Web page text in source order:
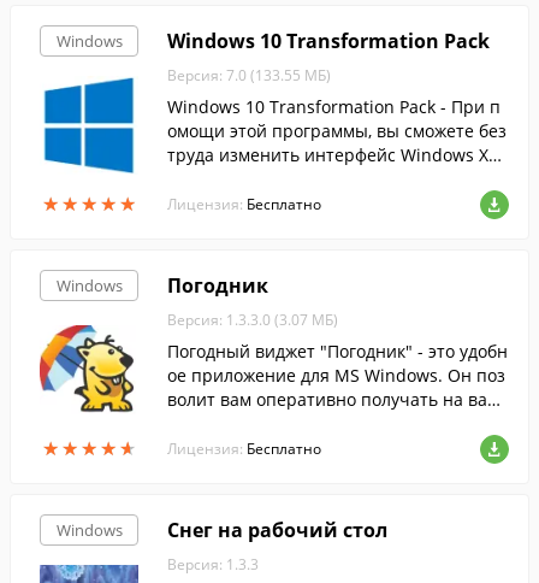
Windows
★★★★★
★★★★★
Windows 10 Transformation Pack
Версия: 7.0 (133.55 МБ)
Windows 10 Transformation Pack - При п
омощи этой программы, вы сможете без
труда изменить интерфейс Windows XP,
нтерфейс десятки.
Лицензия: Бесплатно
Windows
★★★★★
★★★★★
Погодник
Версия: 1.3.3.0 (3.07 МБ)
Погодный виджет "Погодник" - это удобн
ое приложение для MS Windows. Он поз
волит вам оперативно получать на ваш
завтра для выбранного вами города.
Лицензия: Бесплатно
Windows Снег на рабочий стол
Версия: 1.3.3